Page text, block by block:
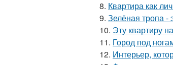
8. Квартира как
9. Зелёная тропа -
10. Эту квартиру
11. Город под
12. Интерьер,